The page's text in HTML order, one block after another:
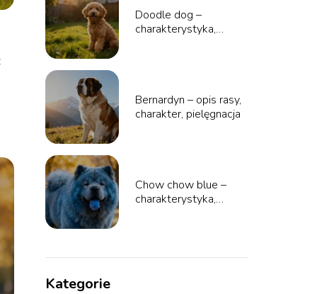
Doodle dog –
charakterystyka,
Bernardyn – opis rasy,
charakter, pielęgnacja
Chow chow blue –
charakterystyka,
Kategorie